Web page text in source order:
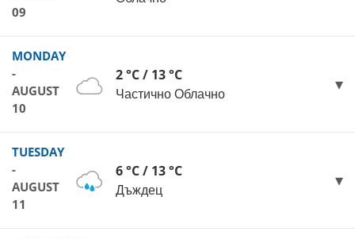
09
MONDAY
-
AUGUST
10
2 °C / 13 °C
Частично Облачно
TUESDAY
-
AUGUST
11
6 °C / 13 °C
Дъждец